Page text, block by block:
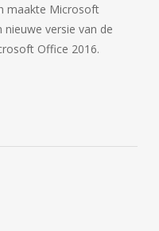
maakte Microsoft
versie van de
Office 2016.